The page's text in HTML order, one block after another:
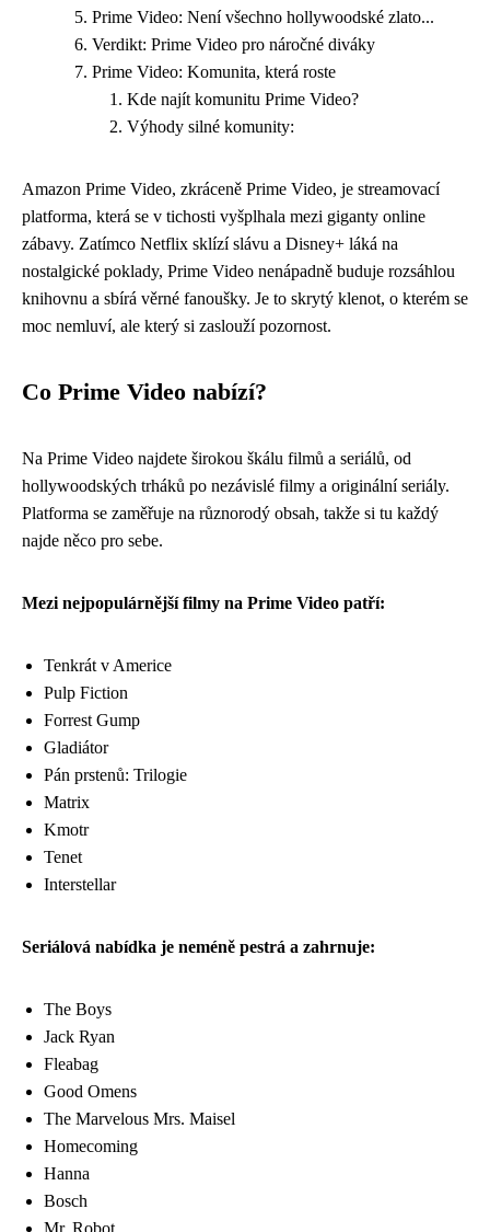
Prime Video: Není všechno hollywoodské zlato...
Verdikt: Prime Video pro náročné diváky
Prime Video: Komunita, která roste
Kde najít komunitu Prime Video?
Výhody silné komunity:
Amazon Prime Video, zkráceně Prime Video, je streamovací
platforma, která se v tichosti vyšplhala mezi giganty online
zábavy. Zatímco Netflix sklízí slávu a Disney+ láká na
nostalgické poklady, Prime Video nenápadně buduje rozsáhlou
knihovnu a sbírá věrné fanoušky. Je to skrytý klenot, o kterém se
moc nemluví, ale který si zaslouží pozornost.
Co Prime Video nabízí?
Na Prime Video najdete širokou škálu filmů a seriálů, od
hollywoodských trháků po nezávislé filmy a originální seriály.
Platforma se zaměřuje na různorodý obsah, takže si tu každý
najde něco pro sebe.
Mezi nejpopulárnější filmy na Prime Video patří:
Tenkrát v Americe
Pulp Fiction
Forrest Gump
Gladiátor
Pán prstenů: Trilogie
Matrix
Kmotr
Tenet
Interstellar
Seriálová nabídka je neméně pestrá a zahrnuje:
The Boys
Jack Ryan
Fleabag
Good Omens
The Marvelous Mrs. Maisel
Homecoming
Hanna
Bosch
Mr. Robot